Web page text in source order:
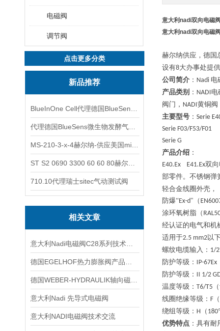
电磁阀
调节阀
点击更多分类
新品推荐
710.10代理瑞士sitec气动测试阀
相关文章
意大利Nadi 先导式电磁阀
意大利NADI电磁阀技术交流
意大利nadi双向电磁
意大利nadi双向电磁
赫尔纳供应，德国
设有8大办事处提
公司简介 ： Nadi 电
产品类别 ： NADI电
阀门， NADI黄铜阀
主要型号 ： Serie
Serie F03/F53/F01
Serie G
产品介绍 ：
E40.Ex
E41.Ex双
部零件。不锈钢弹
轻合金线圈外壳，
防爆“Ex-d"（
涂环氧树脂（
经认证的电气和机
适用于2.5 mm2以
螺纹电缆输入： 1/2
防护等级： IP-67Ex
防护等级： II 1/2
温度等级： T6/T5 （
线圈绝缘等级： F （
绕组等级： H （ 180
优势特点 ：具有